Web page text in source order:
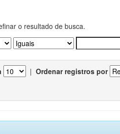
o resultado de busca.
| Ordenar registros por